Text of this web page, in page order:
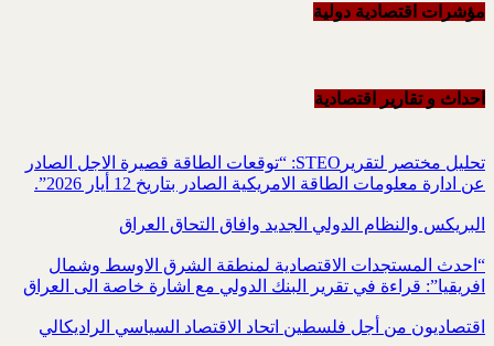
مؤشرات اقتصادية دولية
احداث و تقاریر اقتصادیة
تحليل مختصر لتقريرSTEO‏: “توقعات الطاقة قصيرة الاجل الصادر
عن ادارة معلومات الطاقة الامريكية ‏الصادر بتاريخ 12 أيار 2026”.‏
البريكس والنظام الدولي الجديد وافاق التحاق العراق
“احدث المستجدات الاقتصادية لمنطقة الشرق الاوسط وشمال
افريقيا”: قراءة في تقرير البنك الدولي مع اشارة خاصة الى العراق
اقتصاديون من أجل فلسطين اتحاد الاقتصاد السياسي الراديكالي